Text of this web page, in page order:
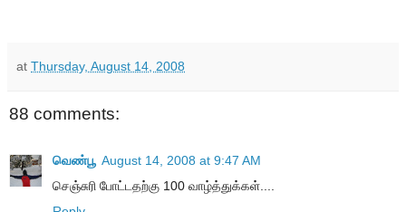
at Thursday, August 14, 2008
88 comments:
வெண்பூ August 14, 2008 at 9:47 AM
செஞ்சுரி போட்டதற்கு 100 வாழ்த்துக்கள்....